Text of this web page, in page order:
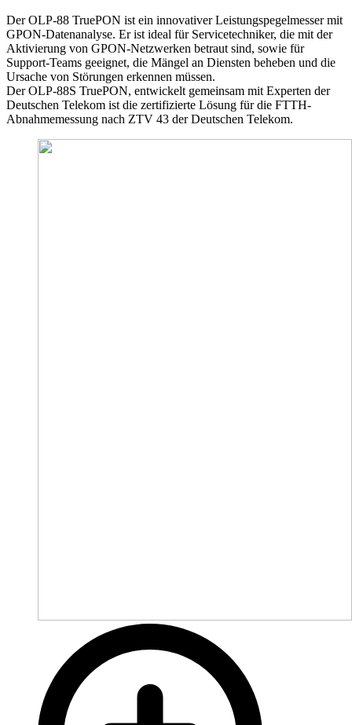
Der OLP-88 TruePON ist ein innovativer Leistungspegelmesser mit
GPON-Datenanalyse. Er ist ideal für Servicetechniker, die mit der
Aktivierung von GPON-Netzwerken betraut sind, sowie für
Support-Teams geeignet, die Mängel an Diensten beheben und die
Ursache von Störungen erkennen müssen.
Der OLP-88S TruePON, entwickelt gemeinsam mit Experten der
Deutschen Telekom ist die zertifizierte Lösung für die FTTH-
Abnahmemessung nach ZTV 43 der Deutschen Telekom.